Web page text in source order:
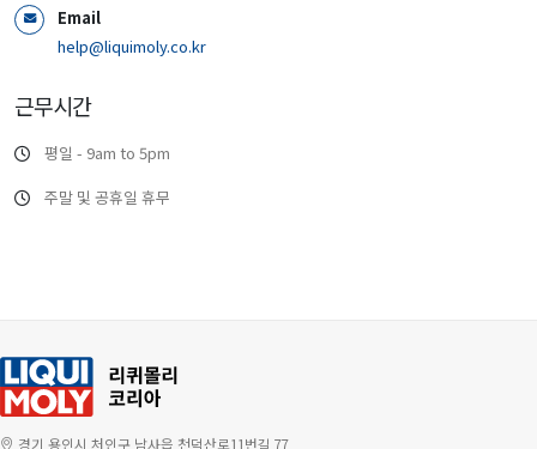
Email
help@liquimoly.co.kr
근무시간
평일 - 9am to 5pm
주말 및 공휴일 휴무
경기 용인시 처인구 남사읍 천덕산로11번길 77